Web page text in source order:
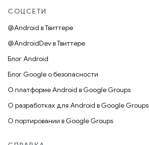
СОЦСЕТИ
@Android в Твиттере
@AndroidDev в Твиттере
Блог Android
Блог Google о безопасности
О платформе Android в Google Groups
О разработках для Android в Google Groups
О портировании в Google Groups